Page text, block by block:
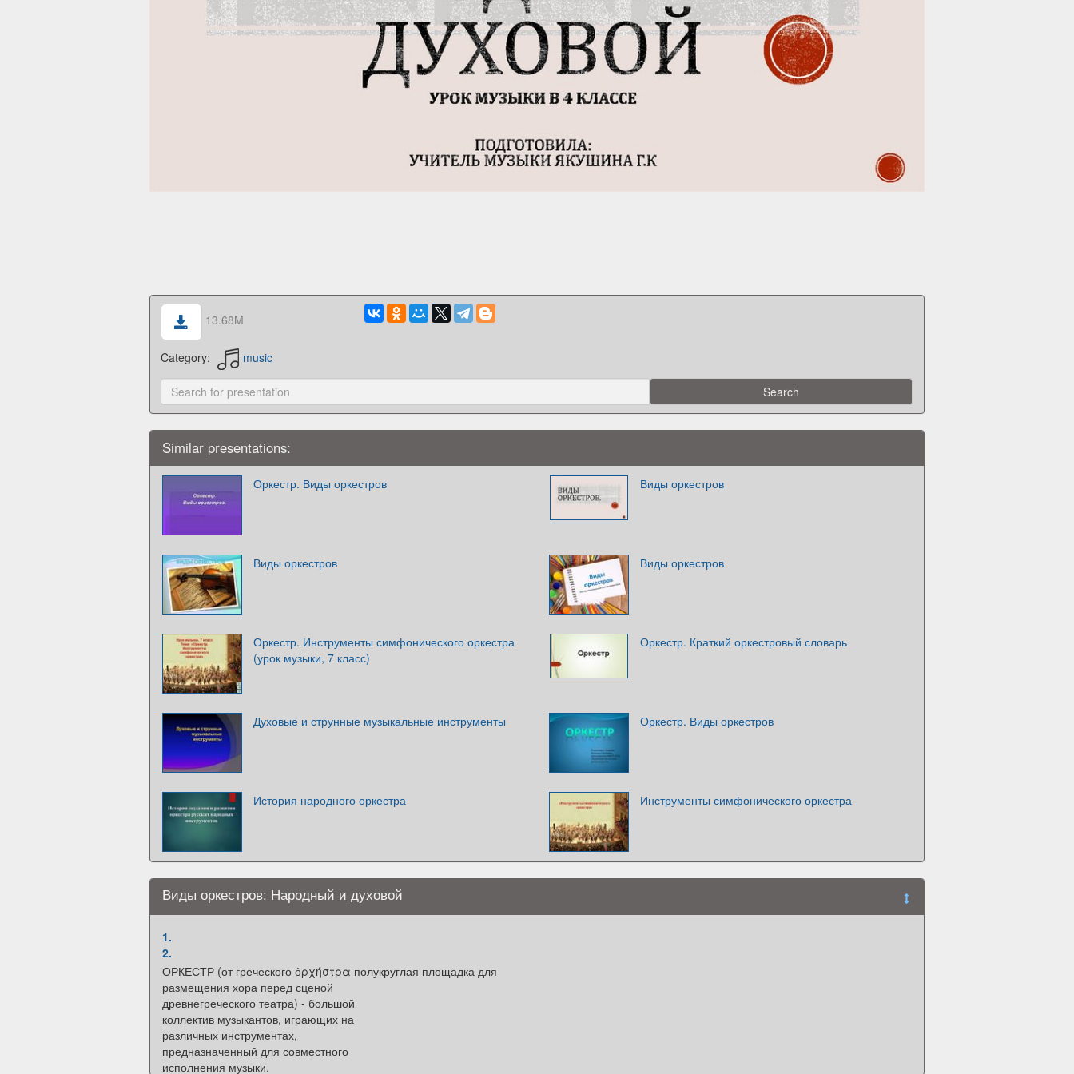
13.68M
Category: music
Similar presentations:
Оркестр. Виды оркестров Виды оркестров
Виды оркестров Виды оркестров
Оркестр. Инструменты симфонического оркестра
(урок музыки, 7 класс)
Оркестр. Краткий оркестровый словарь
Духовые и струнные музыкальные инструменты Оркестр. Виды оркестров
История народного оркестра Инструменты симфонического оркестра
Виды оркестров: Народный и духовой
1.
2.
ОРКЕСТР (от греческого ὀρχήστρα полукруглая площадка для
размещения хора перед сценой
древнегреческого театра) - большой
коллектив музыкантов, играющих на
различных инструментах,
предназначенный для совместного
исполнения музыки.